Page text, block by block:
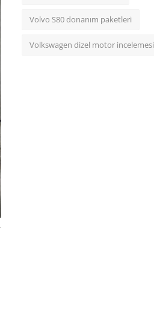
Volvo S80 donanım paketleri
Volkswagen dizel motor incelemesi